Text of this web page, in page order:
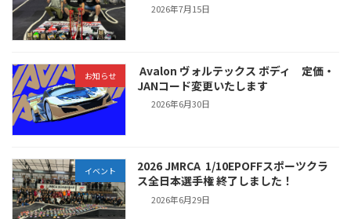
2026年7月15日
お知らせ
Avalon ヴォルテックス ボディ 定価・
JANコード変更いたします
2026年6月30日
イベント
2026 JMRCA 1/10EPOFFスポーツクラ
ス全日本選手権 終了しました！
2026年6月29日